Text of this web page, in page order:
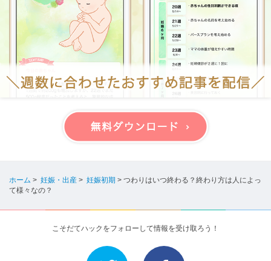
ホーム > 妊娠・出産 > 妊娠初期 > つわりはいつ終わる？終わり方は人によっ
て様々なの？
こそだてハックをフォローして情報を受け取ろう！